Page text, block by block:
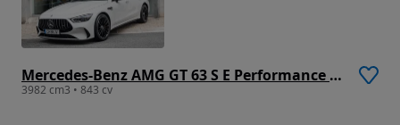
Mercedes-Benz AMG GT 63 S E Performance Speedshift MCT 9G
3982 cm3 • 843 cv